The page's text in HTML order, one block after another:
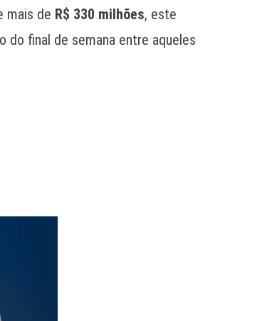
mais de R$ 330 milhões, este
final de semana entre aqueles